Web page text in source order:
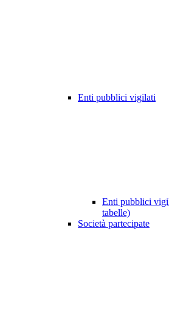
Enti pubblici vigilati
Enti pubblici
tabelle)
Società partecipate